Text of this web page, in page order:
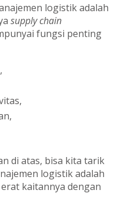
logistik adalah
supply chain
fungsi penting
di atas, bisa kita tarik
logistik adalah
kaitannya dengan